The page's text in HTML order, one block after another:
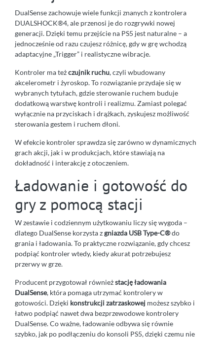
DualSense zachowuje wiele funkcji znanych z kontrolera
DUALSHOCK®4, ale przenosi je do rozgrywki nowej
generacji. Dzięki temu przejście na PS5 jest naturalne – a
jednocześnie od razu czujesz różnicę, gdy w grę wchodzą
adaptacyjne „Trigger” i realistyczne wibracje.
Kontroler ma teżczujnik ruchu, czyli wbudowany
akcelerometr i żyroskop. To rozwiązanie przydaje się w
wybranych tytułach, gdzie sterowanie ruchem buduje
dodatkową warstwę kontroli i realizmu. Zamiast polegać
wyłącznie na przyciskach i drążkach, zyskujesz możliwość
sterowania gestem i ruchem dłoni.
W efekcie kontroler sprawdza się zarówno w dynamicznych
grach akcji, jak i w produkcjach, które stawiają na
dokładność i interakcję z otoczeniem.
Ładowanie i gotowość do
gry z pomocą stacji
W zestawie i codziennym użytkowaniu liczy się wygoda –
dlatego DualSense korzysta zgniazda USB Type-C®do
grania i ładowania. To praktyczne rozwiązanie, gdy chcesz
podpiąć kontroler wtedy, kiedy akurat potrzebujesz
przerwy w grze.
Producent przygotował równieżstację ładowania
DualSense, która pomaga utrzymać kontrolery w
gotowości. Dzięki konstrukcji zatrzaskowej możesz szybko i
łatwo podpiąć nawet dwa bezprzewodowe kontrolery
DualSense. Co ważne, ładowanie odbywa się równie
szybko, jak po podłączeniu do konsoli PS5, dzięki czemu nie